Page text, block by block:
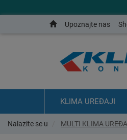
Upoznajte nas
KLIMA UREĐAJI
Nalazite se u MULTI KLIMA